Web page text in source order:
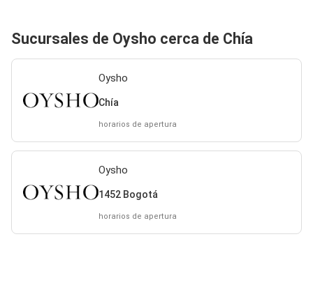
Sucursales de Oysho cerca de Chía
Oysho
Chía
horarios de apertura
Oysho
1452 Bogotá
horarios de apertura